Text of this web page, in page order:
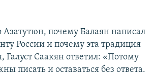
Азатутюн, почему Балаян написал
России и почему эта традиция
Галуст Саакян ответил: «Потому
писать и оставаться без ответа.